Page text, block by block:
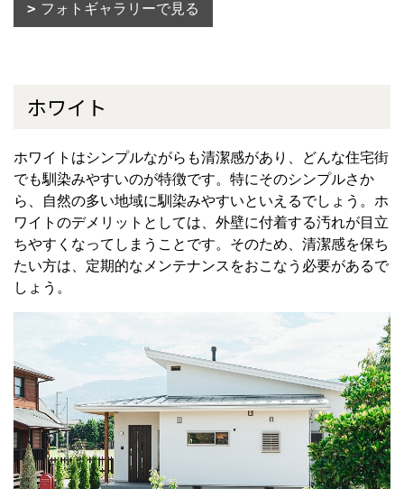
フォトギャラリーで見る
ホワイト
ホワイトはシンプルながらも清潔感があり、どんな住宅街
でも馴染みやすいのが特徴です。特にそのシンプルさか
ら、自然の多い地域に馴染みやすいといえるでしょう。ホ
ワイトのデメリットとしては、外壁に付着する汚れが目立
ちやすくなってしまうことです。そのため、清潔感を保ち
たい方は、定期的なメンテナンスをおこなう必要があるで
しょう。